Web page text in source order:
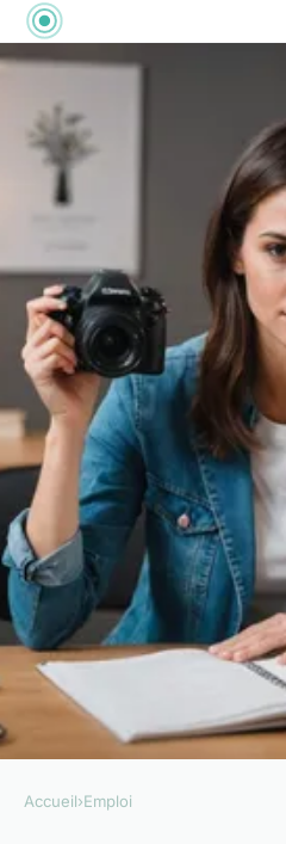
Accueil›Emploi